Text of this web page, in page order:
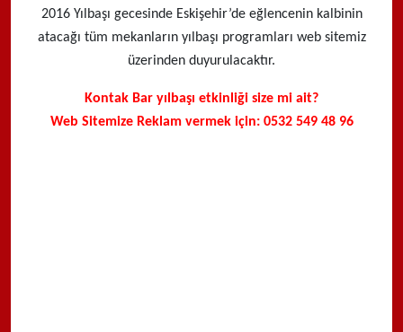
2016 Yılbaşı gecesinde Eskişehir’de eğlencenin kalbinin
atacağı tüm mekanların yılbaşı programları web sitemiz
üzerinden duyurulacaktır.
Kontak Bar yılbaşı etkinliği size mi ait?
Web Sitemize Reklam vermek için: 0532 549 48 96